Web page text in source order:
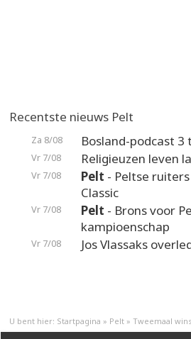
Recentste nieuws Pelt
Za 8/08 Bosland-podcast 3
Vr 7/08 Religieuzen leven
Vr 7/08 Pelt - Peltse
Classic
Vr 7/08 Pelt - Brons voor
kampioenschap
Vr 7/08 Jos Vlassaks
U bent hier: Startpagina » Pelt » Tweemaal